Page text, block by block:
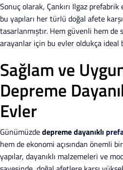
Sonuç olarak, Çankırı Ilgaz
bu yapıları her türlü doğal afete
tasarlanmıştır. Hem güvenli hem de
arayanlar için bu evler oldukça ideal
Sağlam ve
Depreme
Evler
Günümüzdedepreme dayanıklı
hem de ekonomi açısından önemli
yapılar, dayanıklı malzemeleri ve